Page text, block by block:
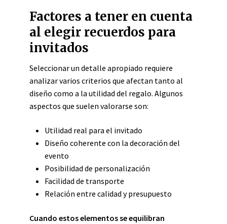
Factores a tener en cuenta
al elegir recuerdos para
invitados
Seleccionar un detalle apropiado requiere
analizar varios criterios que afectan tanto al
diseño como a la utilidad del regalo. Algunos
aspectos que suelen valorarse son:
Utilidad real para el invitado
Diseño coherente con la decoración del
evento
Posibilidad de personalización
Facilidad de transporte
Relación entre calidad y presupuesto
Cuando estos elementos se equilibran